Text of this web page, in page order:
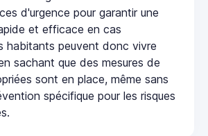
d'urgence pour garantir une
et efficace en cas
habitants peuvent donc vivre
sachant que des mesures de
sont en place, même sans
spécifique pour les risques